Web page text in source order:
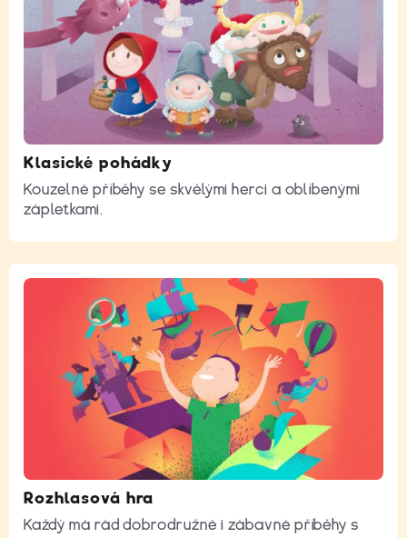
Klasické pohádky
Kouzelné příběhy se skvělými herci a oblíbenými
zápletkami.
Rozhlasová hra
Každý má rád dobrodružné i zábavné příběhy s